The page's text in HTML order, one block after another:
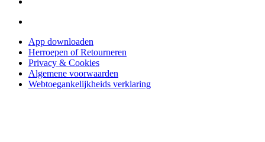
App downloaden
Herroepen of Retourneren
Privacy & Cookies
Algemene voorwaarden
Webtoegankelijkheids verklaring